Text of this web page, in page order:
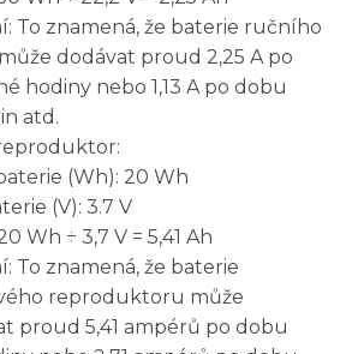
To znamená, že baterie ručního
dodávat proud 2,25 A po
hodiny nebo 1,13 A po dobu
atd.
(Wh): 20 Wh
(V): 3.7 V
Wh ÷ 3,7 V = 5,41 Ah
To znamená, že baterie
reproduktoru může
proud 5,41 ampérů po dobu